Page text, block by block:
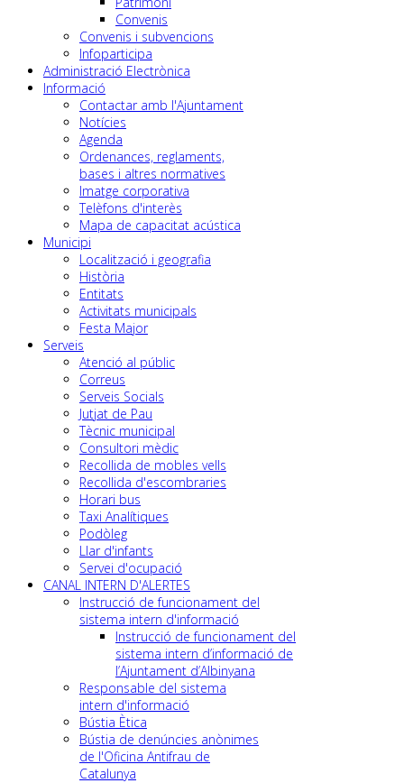
Convenis
Convenis i subvencions
Infoparticipa
Administració Electrònica
Informació
Contactar amb l'Ajuntament
Notícies
Agenda
Ordenances, reglaments,
bases i altres normatives
Imatge corporativa
Telèfons d'interès
Mapa de capacitat acústica
Municipi
Localització i geografia
Història
Entitats
Activitats municipals
Festa Major
Serveis
Atenció al públic
Correus
Serveis Socials
Jutjat de Pau
Tècnic municipal
Consultori mèdic
Recollida de mobles vells
Recollida d'escombraries
Horari bus
Taxi Analítiques
Podòleg
Llar d'infants
Servei d'ocupació
CANAL INTERN D'ALERTES
Instrucció de funcionament del
sistema intern d'informació
Instrucció de funcionament del
sistema intern d’informació de
l’Ajuntament d’Albinyana
Responsable del sistema
intern d'informació
Bústia Ètica
Bústia de denúncies anònimes
de l'Oficina Antifrau de
Catalunya